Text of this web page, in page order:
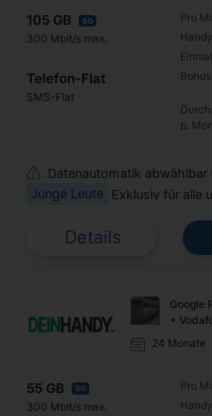
105 GB 5G
300 Mbit/s max.
Telefon-Flat
SMS-Flat
Pro
Bonus
p.
Datenautomatik
Junge Leute
Exklusiv für alle
Details
Google
+
24 Monate
55 GB 5G
300 Mbit/s max.
Pro